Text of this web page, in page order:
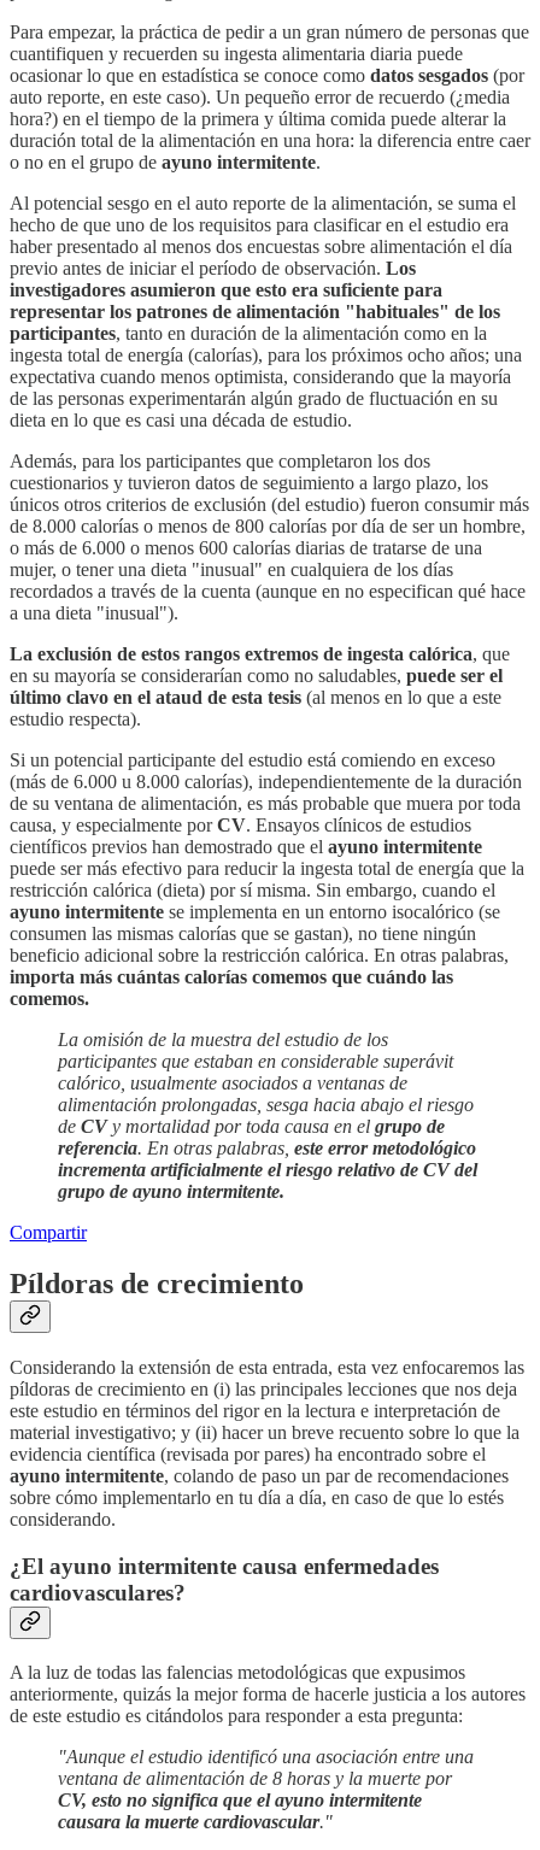
Para empezar, la práctica de pedir a un gran número de personas que
cuantifiquen y recuerden su ingesta alimentaria diaria puede
ocasionar lo que en estadística se conoce como datos sesgados (por
auto reporte, en este caso). Un pequeño error de recuerdo (¿media
hora?) en el tiempo de la primera y última comida puede alterar la
duración total de la alimentación en una hora: la diferencia entre caer
o no en el grupo de ayuno intermitente.
Al potencial sesgo en el auto reporte de la alimentación, se suma el
hecho de que uno de los requisitos para clasificar en el estudio era
haber presentado al menos dos encuestas sobre alimentación el día
previo antes de iniciar el período de observación. Los
investigadores asumieron que esto era suficiente para
representar los patrones de alimentación "habituales" de los
participantes, tanto en duración de la alimentación como en la
ingesta total de energía (calorías), para los próximos ocho años; una
expectativa cuando menos optimista, considerando que la mayoría
de las personas experimentarán algún grado de fluctuación en su
dieta en lo que es casi una década de estudio.
Además, para los participantes que completaron los dos
cuestionarios y tuvieron datos de seguimiento a largo plazo, los
únicos otros criterios de exclusión (del estudio) fueron consumir más
de 8.000 calorías o menos de 800 calorías por día de ser un hombre,
o más de 6.000 o menos 600 calorías diarias de tratarse de una
mujer, o tener una dieta "inusual" en cualquiera de los días
recordados a través de la cuenta (aunque en no especifican qué hace
a una dieta "inusual").
La exclusión de estos rangos extremos de ingesta calórica, que
en su mayoría se considerarían como no saludables, puede ser el
último clavo en el ataud de esta tesis (al menos en lo que a este
estudio respecta).
Si un potencial participante del estudio está comiendo en exceso
(más de 6.000 u 8.000 calorías), independientemente de la duración
de su ventana de alimentación, es más probable que muera por toda
causa, y especialmente porCV. Ensayos clínicos de estudios
científicos previos han demostrado que el ayuno intermitente
puede ser más efectivo para reducir la ingesta total de energía que la
restricción calórica (dieta) por sí misma. Sin embargo, cuando el
ayuno intermitente se implementa en un entorno isocalórico (se
consumen las mismas calorías que se gastan), no tiene ningún
beneficio adicional sobre la restricción calórica. En otras palabras,
importa más cuántas calorías comemos que cuándo las
comemos.
La omisión de la muestra del estudio de los
participantes que estaban en considerable superávit
calórico, usualmente asociados a ventanas de
alimentación prolongadas, sesga hacia abajo el riesgo
de CVy mortalidad por toda causa en el grupo de
referencia. En otras palabras, este error metodológico
incrementa artificialmente el riesgo relativo de CV del
grupo de ayuno intermitente.
Compartir
Píldoras de crecimiento
Considerando la extensión de esta entrada, esta vez enfocaremos las
píldoras de crecimiento en (i) las principales lecciones que nos deja
este estudio en términos del rigor en la lectura e interpretación de
material investigativo; y (ii) hacer un breve recuento sobre lo que la
evidencia científica (revisada por pares) ha encontrado sobre el
ayuno intermitente, colando de paso un par de recomendaciones
sobre cómo implementarlo en tu día a día, en caso de que lo estés
considerando.
¿El ayuno intermitente causa enfermedades
cardiovasculares?
A la luz de todas las falencias metodológicas que expusimos
anteriormente, quizás la mejor forma de hacerle justicia a los autores
de este estudio es citándolos para responder a esta pregunta:
"Aunque el estudio identificó una asociación entre una
ventana de alimentación de 8 horas y la muerte por
CV, esto no significa que el ayuno intermitente
causara la muerte cardiovascular."